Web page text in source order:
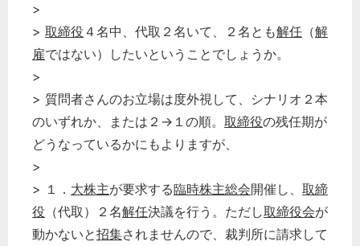
>
> 取締役 ４名中、代取２名いて、２名とも解任 （解
雇ではない）したいということでしょうか。
>
> 質問者さんのお立場は度外視して、シナリオ２本
のいずれか、または２→１の順。 取締役の残任期が
どうなっているかにもよりますが、
>
> １． 大株主が要求する臨時株主総会開催し、 取締
役 （代取）２名解任決議を行う。ただし取締役会が
動かないと招集されませんので、裁判所に請求して